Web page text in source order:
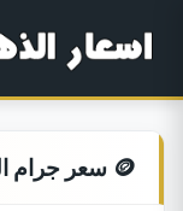
🪙 سعر جرام الذهب عيار 24 في الكويت